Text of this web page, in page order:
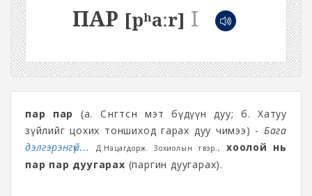
ПАР [pʰaːr] I
пар пар
(а. Сөөнгөтсөн мэт бүдүүн дуу; б. Хатуу
зүйлийг цохих тоншиход гарах дуу чимээ) - Бага
дэлгэрэнгүй...
Д.Нацагдорж. Зохиолын түүвэр.,
хоолой нь
пар пар дуугарах (паргин дуугарах).